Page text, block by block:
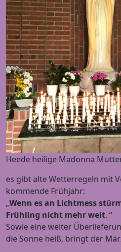
Heede heilige Madonna
es gibt alte Wetterregeln mit
kommende Frühjahr:
„Wenn es an Lichtmess
Frühling nicht mehr weit. “
Sowie eine weiter
die Sonne heiß, bringt der